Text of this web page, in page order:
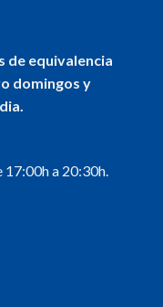
de equivalencia
domingos y
17:00h a 20:30h.